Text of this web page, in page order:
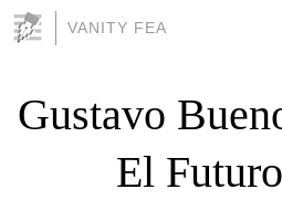
VANITY FEA
Gustavo
El